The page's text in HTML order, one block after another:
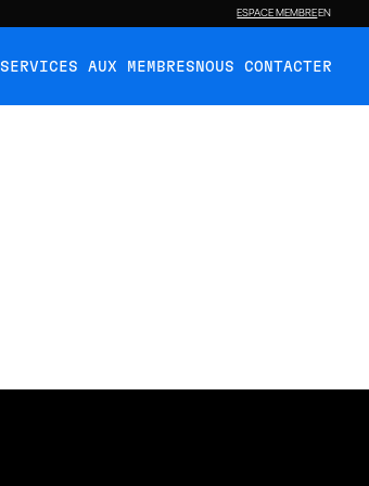
ESPACE MEMBREEN
SERVICES AUX MEMBRES NOUS CONTACTER